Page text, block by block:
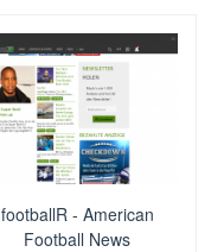
footballR - American
Football News